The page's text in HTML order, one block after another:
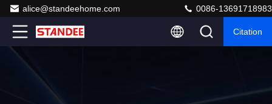
alice@standeehome.com 0086-13691718983
Citation